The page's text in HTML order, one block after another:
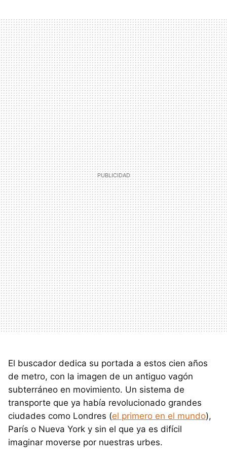
El buscador dedica su portada a estos cien años
de metro, con la imagen de un antiguo vagón
subterráneo en movimiento. Un sistema de
transporte que ya había revolucionado grandes
ciudades como Londres (el primero en el mundo),
París o Nueva York y sin el que ya es difícil
imaginar moverse por nuestras urbes.